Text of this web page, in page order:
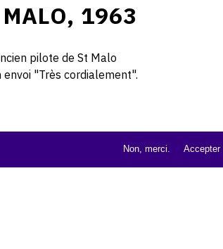
1963
pilote de St Malo
"Très cordialement".
Non, merci. Accepter